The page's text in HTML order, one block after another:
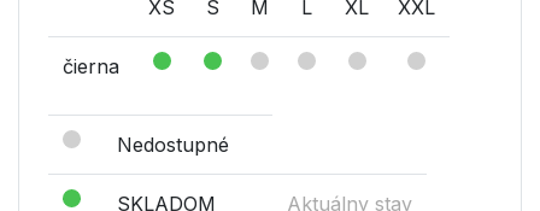
XS S M L XL XXL
čierna
Nedostupné
SKLADOM Aktuálny stav